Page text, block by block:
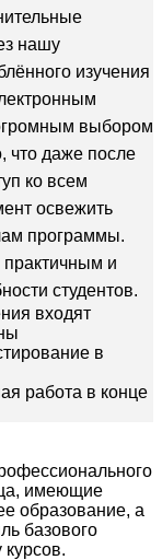
нашу
изучения
выбором
что даже после
ко всем
освежить
программы.
практичным и
студентов.
входят
в
работа в конце
имеющие
образование, а
базового